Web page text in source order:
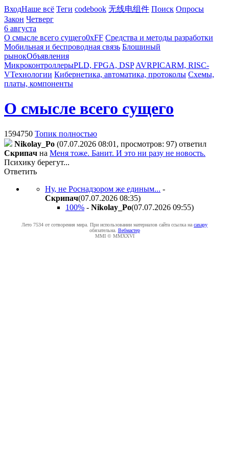
ВходНаше всё Теги codebook 无线电组件 Поиск Опросы
Закон Четверг
6 августа
О смысле всего сущего0xFF Средства и методы разработки
Мобильная и беспроводная связь Блошиный
рынокОбъявления
МикроконтроллерыPLD, FPGA, DSP AVRPICARM, RISC-
VТехнологии Кибернетика, автоматика, протоколы Схемы,
платы, компоненты
О смысле всего сущего
1594750 Топик полностью
Nikolay_Po (07.07.2026 08:01, просмотров: 97) ответил
Cкpипaч на Меня тоже. Банит. И это ни разу не новость.
Психику берегут...
Ответить
Ну, не Роснадзором же единым... -
Cкpипaч(07.07.2026 08:35)
100% - Nikolay_Po(07.07.2026 09:55)
Лето 7534 от сотворения мира. При использовании материалов сайта ссылка на caxapу
обязательна. Вебмастер
MMI © MMXXVI